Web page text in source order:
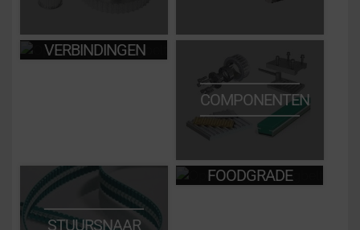
VERBINDINGEN
COMPONENTEN
STUURSNAAR
FOODGRADE